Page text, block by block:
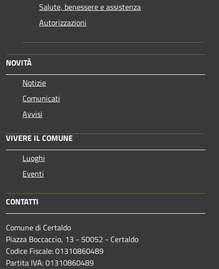
Salute, benessere e assistenza
Autorizzazioni
NOVITÀ
Notizie
Comunicati
Avvisi
VIVERE IL COMUNE
Luoghi
Eventi
CONTATTI
Comune di Certaldo
Piazza Boccaccio, 13 - 50052 - Certaldo
Codice Fiscale: 01310860489
Partita IVA: 01310860489